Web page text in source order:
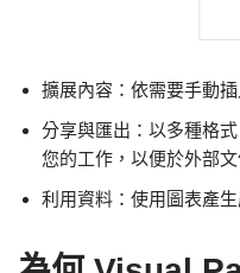
擴展內容：依需要手動
分享與匯出：以多種格
您的工作，以便於外部文
利用資料：使用圖表產